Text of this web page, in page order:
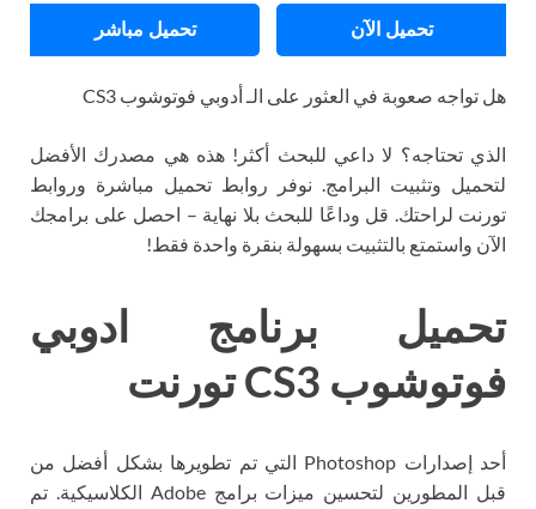
تحميل الآن تحميل مباشر
هل تواجه صعوبة في العثور على الـ أدوبي فوتوشوب CS3
الذي تحتاجه؟ لا داعي للبحث أكثر! هذه هي مصدرك الأفضل
لتحميل وتثبيت البرامج. نوفر روابط تحميل مباشرة وروابط
تورنت لراحتك. قل وداعًا للبحث بلا نهاية – احصل على برامجك
الآن واستمتع بالتثبيت بسهولة بنقرة واحدة فقط!
تحميل برنامج ادوبي
فوتوشوب CS3 ​​تورنت
أحد إصدارات Photoshop التي تم تطويرها بشكل أفضل من
قبل المطورين لتحسين ميزات برامج Adobe الكلاسيكية. تم